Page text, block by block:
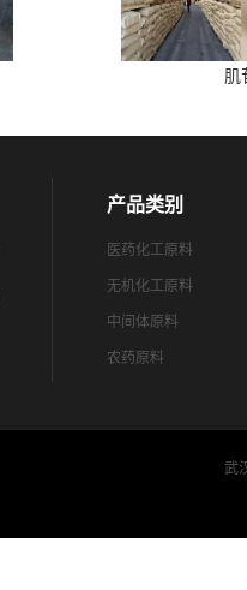
肌
产品类别
医药化工原料
无机化工原料
中间体原料
农药原料
武